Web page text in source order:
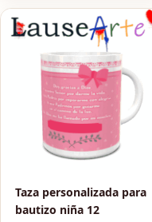
Taza personalizada para
bautizo niña 12